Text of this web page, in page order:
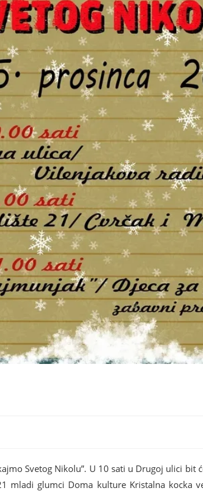
Svetog Nikolu”. U 10 sati u Drugoj ulici bit
mladi glumci Doma kulture Kristalna kocka